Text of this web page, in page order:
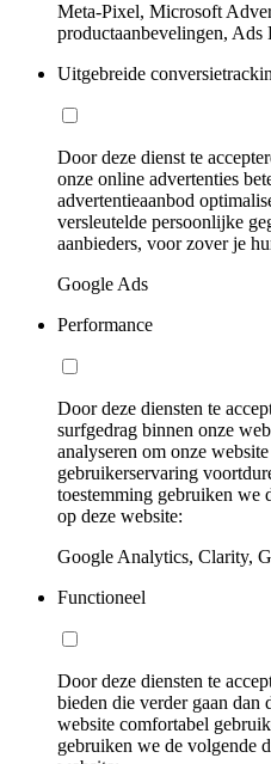
Meta-Pixel, Microsoft
productaanbevelingen, Ads
Uitgebreide
Door deze dienst te
onze online advertenties
advertentieaanbod
versleutelde persoonlijke
aanbieders, voor zover je
Google Ads
Performance
Door deze diensten te
surfgedrag binnen onze
analyseren om onze
gebruikerservaring
toestemming gebruiken we
op deze website:
Google Analytics, Clarity,
Functioneel
Door deze diensten te
bieden die verder gaan dan
website comfortabel
gebruiken we de volgende